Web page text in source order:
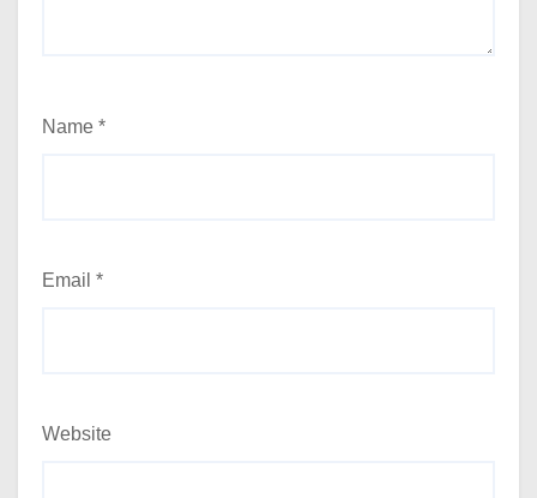
Name *
Email *
Website